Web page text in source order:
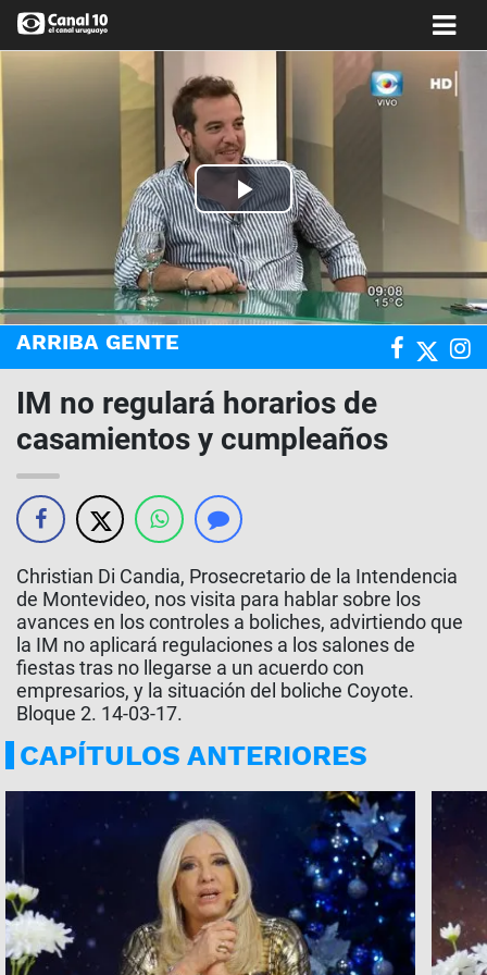
Play
Video
ARRIBA GENTE
IM no regulará horarios de
casamientos y cumpleaños
Christian Di Candia, Prosecretario de la Intendencia
de Montevideo, nos visita para hablar sobre los
avances en los controles a boliches, advirtiendo que
la IM no aplicará regulaciones a los salones de
fiestas tras no llegarse a un acuerdo con
empresarios, y la situación del boliche Coyote.
Bloque 2. 14-03-17.
CAPÍTULOS ANTERIORES